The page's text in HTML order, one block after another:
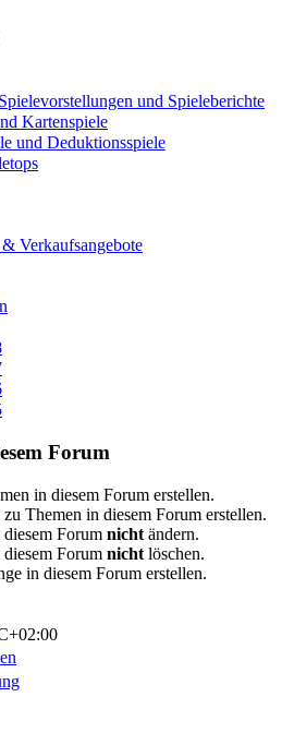
und Spieleberichte
Kartenspiele
und Deduktionsspiele
Verkaufsangebote
Forum
in diesem Forum erstellen.
Themen in diesem Forum erstellen.
Forum nicht ändern.
Forum nicht löschen.
in diesem Forum erstellen.